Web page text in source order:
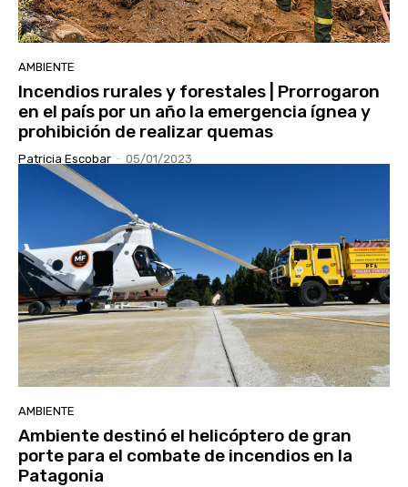
AMBIENTE
Incendios rurales y forestales | Prorrogaron
en el país por un año la emergencia ígnea y
prohibición de realizar quemas
Patricia Escobar - 05/01/2023
AMBIENTE
Ambiente destinó el helicóptero de gran
porte para el combate de incendios en la
Patagonia